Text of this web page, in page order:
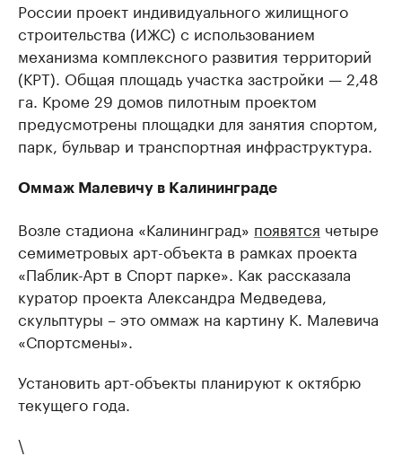
России проект индивидуального жилищного
строительства (ИЖС) с использованием
механизма комплексного развития территорий
(КРТ). Общая площадь участка застройки — 2,48
га. Кроме 29 домов пилотным проектом
предусмотрены площадки для занятия спортом,
парк, бульвар и транспортная инфраструктура.
Оммаж Малевичу в Калининграде
Возле стадиона «Калининград» появятся четыре
семиметровых арт-объекта в рамках проекта
«Паблик-Арт в Спорт парке». Как рассказала
куратор проекта Александра Медведева,
скульптуры – это оммаж на картину К. Малевича
«Спортсмены».
Установить арт-объекты планируют к октябрю
текущего года.
\